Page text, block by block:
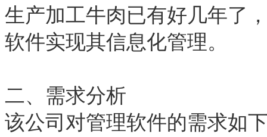
生产加工牛肉已有好几年了
软件实现其信息化管理。
二、需求分析
该公司对管理软件的需求如